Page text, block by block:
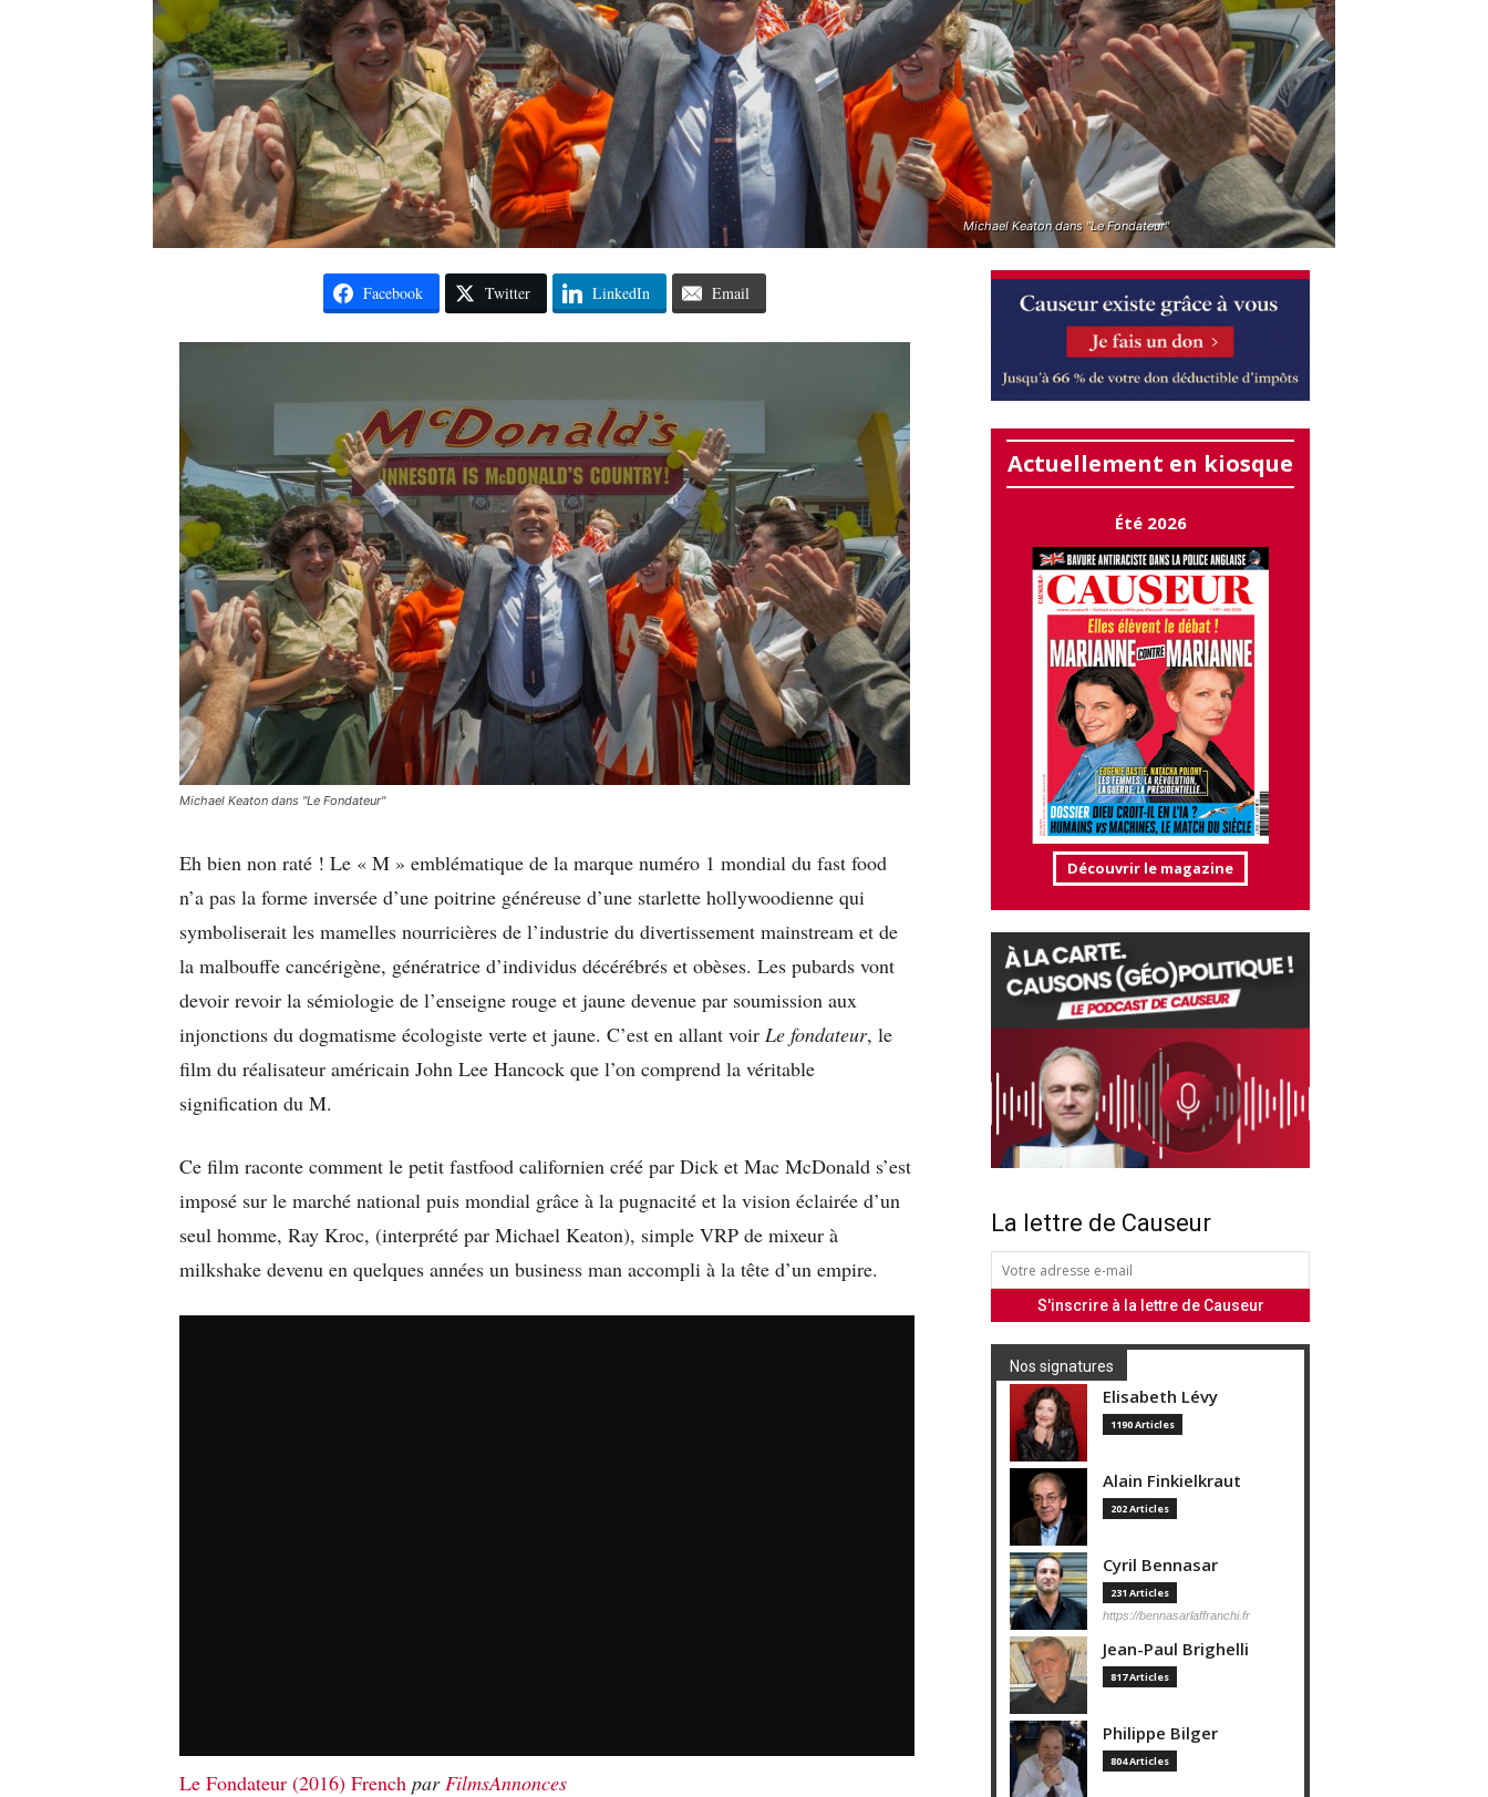
Michael Keaton dans "Le Fondateur"
Facebook Twitter LinkedIn Email
Michael Keaton dans "Le Fondateur"
Eh bien non raté ! Le « M » emblématique de la marque numéro 1 mondial du fast food
n’a pas la forme inversée d’une poitrine généreuse d’une starlette hollywoodienne qui
symboliserait les mamelles nourricières de l’industrie du divertissement mainstream et de
la malbouffe cancérigène, génératrice d’individus décérébrés et obèses. Les pubards vont
devoir revoir la sémiologie de l’enseigne rouge et jaune devenue par soumission aux
injonctions du dogmatisme écologiste verte et jaune. C’est en allant voir Le fondateur, le
film du réalisateur américain John Lee Hancock que l’on comprend la véritable
signification du M.
Ce film raconte comment le petit fastfood californien créé par Dick et Mac McDonald s’est
imposé sur le marché national puis mondial grâce à la pugnacité et la vision éclairée d’un
seul homme, Ray Kroc, (interprété par Michael Keaton), simple VRP de mixeur à
milkshake devenu en quelques années un business man accompli à la tête d’un empire.
Le Fondateur (2016) French parFilmsAnnonces
Actuellement en kiosque
Été 2026
Découvrir le magazine
La lettre de Causeur
Nos signatures
Elisabeth Lévy
1190 Articles
Alain Finkielkraut
202 Articles
Cyril Bennasar
231 Articles
https://bennasarlaffranchi.fr
Jean-Paul Brighelli
817 Articles
Philippe Bilger
804 Articles